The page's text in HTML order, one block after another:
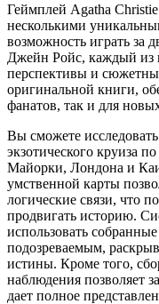
Геймплей Agatha
несколькими
возможность играть за
Джейн Ройс, каждый из
перспективы и
оригинальной книги,
фанатов, так и для
Вы сможете
экзотического круиза
Майорки, Лондона и
умственной карты
логические связи, что
продвигать историю.
использовать
подозреваемым,
истины. Кроме того,
наблюдения позволяет
дает полное